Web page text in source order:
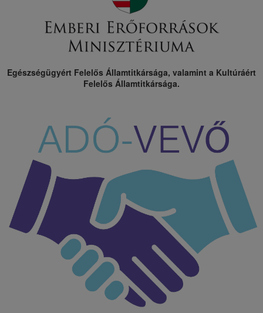
Egészségügyért Felelős Államtitkársága, valamint a Kultúráért
Felelős Államtitkársága.